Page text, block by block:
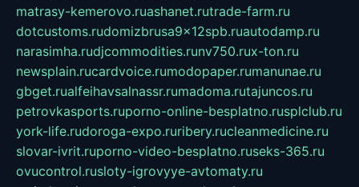
matrasy-kemerovo.ruashanet.rutrade-farm.ru
dotcustoms.rudomizbrusa9x12spb.ruautodamp.ru
narasimha.rudjcommodities.runv750.rux-ton.ru
newsplain.rucardvoice.rumodopaper.rumanunae.ru
gbget.rualfeihavsalnassr.rumadoma.rutajuncos.ru
petrovkasports.ruporno-online-besplatno.rusplclub.ru
york-life.rudoroga-expo.ruribery.rucleanmedicine.ru
slovar-ivrit.ruporno-video-besplatno.ruseks-365.ru
ovucontrol.rusloty-igrovyye-avtomaty.ru